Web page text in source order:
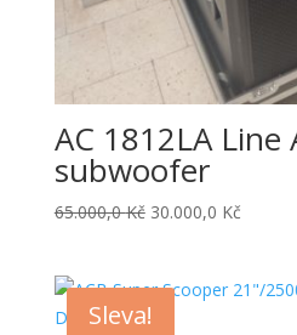
AC 1812LA Line
subwoofer
65.000,0Kč Původní
65.000,0 Kč.
30.000,0 KčAktuální
Sleva!